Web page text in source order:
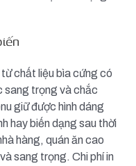
chất liệu bìa cứng có
sang trọng và chắc
giữ được hình dáng
hay biến dạng sau thời
hàng, quán ăn cao
sang trọng. Chi phí in